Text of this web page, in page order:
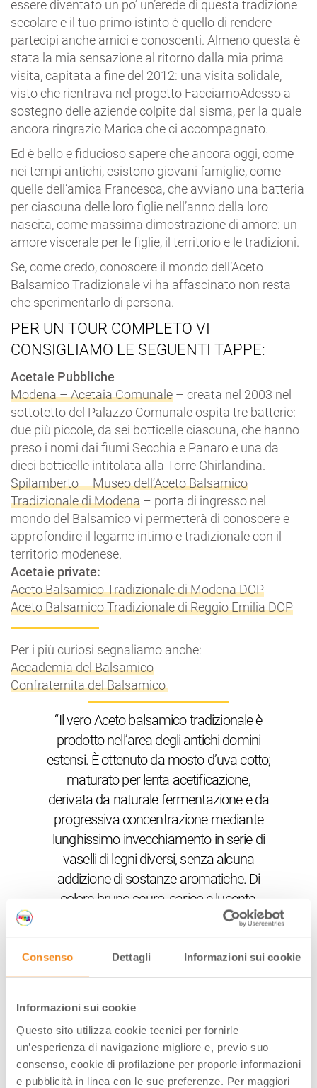
Consenso Dettagli Informazioni sui cookie
Informazioni sui cookie
Questo sito utilizza cookie tecnici per fornirle
un’esperienza di navigazione migliore e, previo suo
consenso, cookie di profilazione per proporle informazioni
e pubblicità in linea con le sue preferenze. Per maggiori
essere diventato un po’ un’erede di questa tradizione
secolare e il tuo primo istinto è quello di rendere
partecipi anche amici e conoscenti. Almeno questa è
stata la mia sensazione al ritorno dalla mia prima
visita, capitata a fine del 2012: una visita solidale,
visto che rientrava nel progetto FacciamoAdesso a
sostegno delle aziende colpite dal sisma, per la quale
ancora ringrazio Marica che ci accompagnato.
Ed è bello e fiducioso sapere che ancora oggi, come
nei tempi antichi, esistono giovani famiglie, come
quelle dell’amica Francesca, che avviano una batteria
per ciascuna delle loro figlie nell’anno della loro
nascita, come massima dimostrazione di amore: un
amore viscerale per le figlie, il territorio e le tradizioni.
Se, come credo, conoscere il mondo dell’Aceto
Balsamico Tradizionale vi ha affascinato non resta
che sperimentarlo di persona.
PER UN TOUR COMPLETO VI
CONSIGLIAMO LE SEGUENTI TAPPE:
Acetaie Pubbliche
Modena – Acetaia Comunale – creata nel 2003 nel
sottotetto del Palazzo Comunale ospita tre batterie:
due più piccole, da sei botticelle ciascuna, che hanno
preso i nomi dai fiumi Secchia e Panaro e una da
dieci botticelle intitolata alla Torre Ghirlandina.
Spilamberto – Museo dell’Aceto Balsamico
Tradizionale di Modena – porta di ingresso nel
mondo del Balsamico vi permetterà di conoscere e
approfondire il legame intimo e tradizionale con il
territorio modenese.
Acetaie private:
Aceto Balsamico Tradizionale di Modena DOP
Aceto Balsamico Tradizionale di Reggio Emilia DOP
Per i più curiosi segnaliamo anche:
Accademia del Balsamico
Confraternita del Balsamico
“Il vero Aceto balsamico tradizionale è
prodotto nell’area degli antichi domini
estensi. È ottenuto da mosto d’uva cotto;
maturato per lenta acetificazione,
derivata da naturale fermentazione e da
progressiva concentrazione mediante
lunghissimo invecchiamento in serie di
vaselli di legni diversi, senza alcuna
addizione di sostanze aromatiche. Di
colore bruno scuro, carico e lucente,
manifesta la propria densità in una
corretta, scorrevole sciropposità. Ha
profumo caratteristico e complesso,
penetrante, di evidente ma gradevole e
equilibrato, si offre generosamente pieno,
sapido, con sfumature vellutate in
accordo con i caratteri olfattivi che gli